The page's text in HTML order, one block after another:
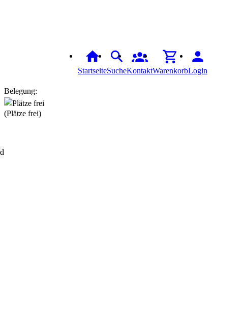
StartseiteSucheKontaktWarenkorbLogin
Belegung:
(Plätze frei)